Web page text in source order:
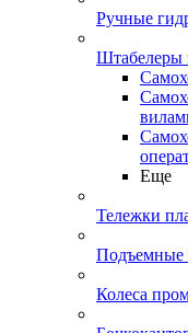
Ручные
Штабелеры
Еще
Тележки
Подъемные
Колеса